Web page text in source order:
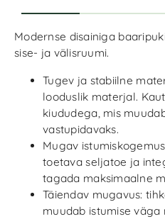
Modernse disainiga
sise- ja välisruumi.
Tugev ja stabiilne
looduslik materjal.
kiududega, mis
vastupidavaks.
Mugav
toetava seljatoe ja
tagada maksimaalne
Täiendav mugavus:
muudab istumise väga